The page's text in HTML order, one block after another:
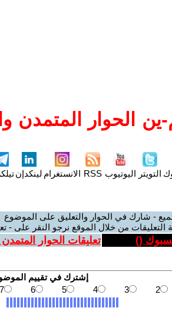
الحوار المتمدن
التويتر اليوتيوب RSS الانستغرام لينكدإن
- شارك في الحوار والتعليق على الموضوع
التعليقات من خلال الموقع نرجو النقر على -
(
) تعليقات الحوار